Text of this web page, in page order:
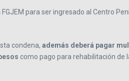
para ser ingresado al Centro
condena, además deberá pagar
como pago para rehabilitación de